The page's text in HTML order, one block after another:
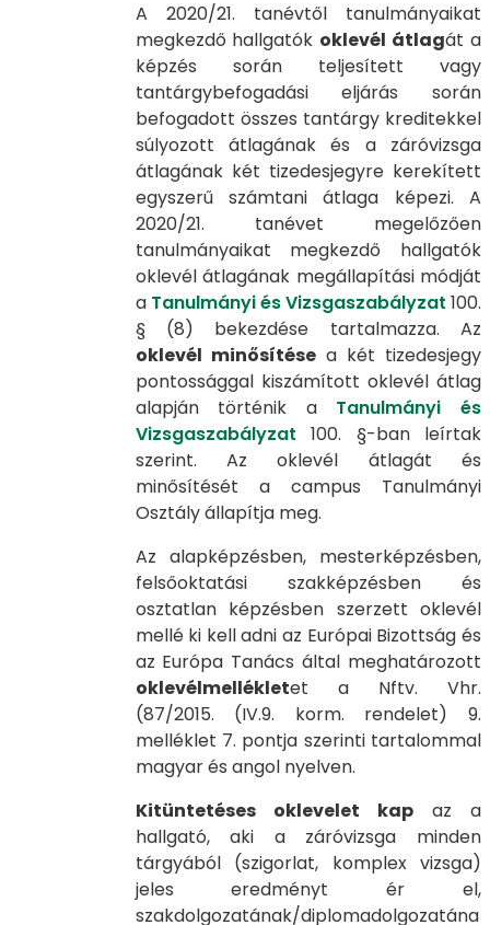
A 2020/21. tanévtől tanulmányaikat
megkezdő hallgatók oklevél átlagát a
képzés során teljesített vagy
tantárgybefogadási eljárás során
befogadott összes tantárgy kreditekkel
súlyozott átlagának és a záróvizsga
átlagának két tizedesjegyre kerekített
egyszerű számtani átlaga képezi. A
2020/21. tanévet megelőzően
tanulmányaikat megkezdő hallgatók
oklevél átlagának megállapítási módját
a Tanulmányi és Vizsgaszabályzat 100.
§ (8) bekezdése tartalmazza. Az
oklevél minősítésea két tizedesjegy
pontossággal kiszámított oklevél átlag
alapján történik a Tanulmányi és
Vizsgaszabályzat 100. §-ban leírtak
szerint. Az oklevél átlagát és
minősítését a campus Tanulmányi
Osztály állapítja meg.
Az alapképzésben, mesterképzésben,
felsőoktatási szakképzésben és
osztatlan képzésben szerzett oklevél
mellé ki kell adni az Európai Bizottság és
az Európa Tanács által meghatározott
oklevélmellékletet a Nftv. Vhr.
(87/2015. (IV.9. korm. rendelet) 9.
melléklet 7. pontja szerinti tartalommal
magyar és angol nyelven.
Kitüntetéses oklevelet kapaz a
hallgató, aki a záróvizsga minden
tárgyából (szigorlat, komplex vizsga)
jeles eredményt ér el,
szakdolgozatának/diplomadolgozatána